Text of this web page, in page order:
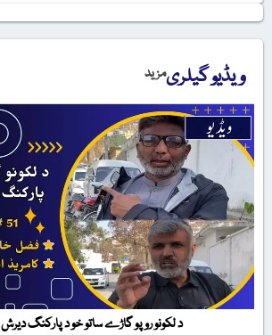
ویڈیو گیلریمزید
د لکونو روپو گاڑے ساتو خو د پارکنگ